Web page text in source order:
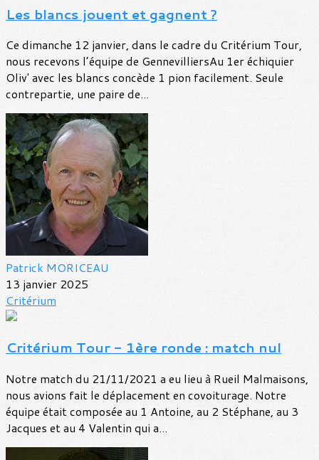
Les blancs jouent et gagnent ?
Ce dimanche 12 janvier, dans le cadre du Critérium Tour,
nous recevons l’équipe de GennevilliersAu 1er échiquier
Oliv' avec les blancs concède 1 pion facilement. Seule
contrepartie, une paire de...
Patrick MORICEAU
13 janvier 2025
Critérium
Critérium Tour - 1ère ronde : match nul
Notre match du 21/11/2021 a eu lieu à Rueil Malmaisons,
nous avions fait le déplacement en covoiturage. Notre
équipe était composée au 1 Antoine, au 2 Stéphane, au 3
Jacques et au 4 Valentin qui a...